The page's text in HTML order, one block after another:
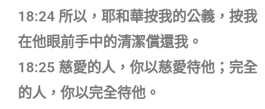
18:24 所以，耶和華按我的公義，按我
在他眼前手中的清潔償還我。
18:25 慈愛的人，你以慈愛待他；完全
的人，你以完全待他。